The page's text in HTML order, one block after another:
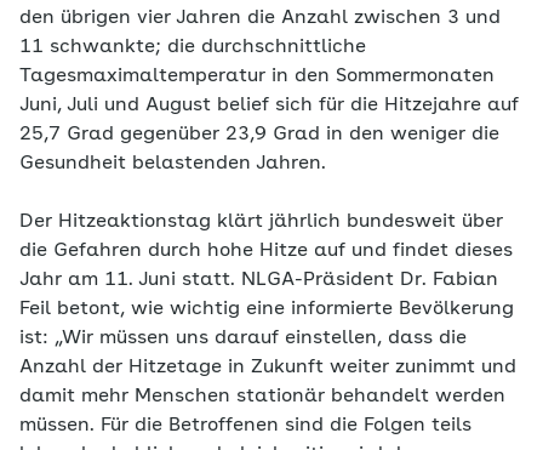
den übrigen vier Jahren die Anzahl zwischen 3 und
11 schwankte; die durchschnittliche
Tagesmaximaltemperatur in den Sommermonaten
Juni, Juli und August belief sich für die Hitzejahre auf
25,7 Grad gegenüber 23,9 Grad in den weniger die
Gesundheit belastenden Jahren.
Der Hitzeaktionstag klärt jährlich bundesweit über
die Gefahren durch hohe Hitze auf und findet dieses
Jahr am 11. Juni statt. NLGA-Präsident Dr. Fabian
Feil betont, wie wichtig eine informierte Bevölkerung
ist: „Wir müssen uns darauf einstellen, dass die
Anzahl der Hitzetage in Zukunft weiter zunimmt und
damit mehr Menschen stationär behandelt werden
müssen. Für die Betroffenen sind die Folgen teils